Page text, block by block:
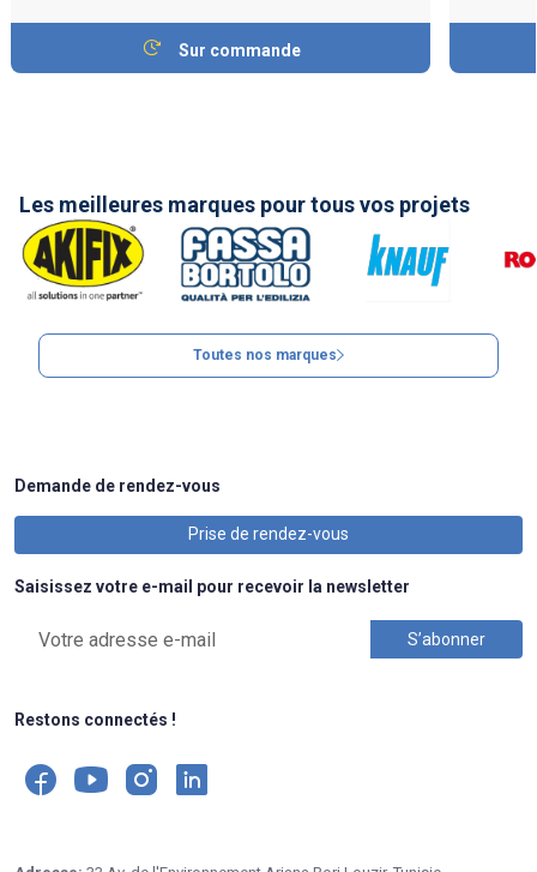
Sur commande
Les meilleures marques pour tous vos projets
Toutes nos marques
Demande de rendez-vous
Prise de rendez-vous
Saisissez votre e-mail pour recevoir la newsletter
Restons connectés !